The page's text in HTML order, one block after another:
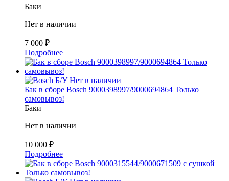
Баки
Нет в наличии
7 000 ₽
Подробнее
Б/У Нет в наличии
Бак в сборе Bosch 9000398997/9000694864 Только
самовывоз!
Баки
Нет в наличии
10 000 ₽
Подробнее